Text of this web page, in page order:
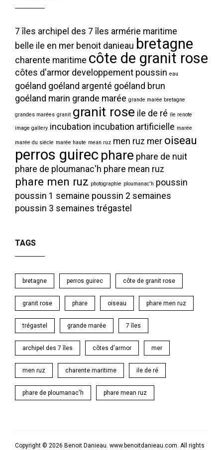
7 îles archipel des 7 îles armérie maritime
belle ile en mer benoit danieau bretagne
charente maritime côte de granit rose
côtes d'armor developpement poussin eau
goéland goéland argenté goéland brun
goéland marin grande marée grande marée bretagne
grandes marées granit granit rose ile de ré ile renote
image gallery incubation incubation artificielle marée
marée du siècle marée haute mean ruz men ruz mer oiseau
perros guirec phare phare de nuit
phare de ploumanac'h phare mean ruz
phare men ruz photographie ploumanac'h poussin
poussin 1 semaine poussin 2 semaines
poussin 3 semaines trégastel
TAGS
bretagne perros guirec côte de granit rose
granit rose phare oiseau phare men ruz
trégastel grande marée 7 îles
archipel des 7 îles côtes d'armor mer
men ruz charente maritime ile de ré
phare de ploumanac'h phare mean ruz
Copyright © 2026 Benoit Danieau. www.benoitdanieau.com. All rights